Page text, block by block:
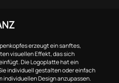
erzeugt ein sanftes,
visuellen Effekt, das sich
Die Logoplatte hat ein
individuell gestalten oder einfach
individuellen Design anzupassen.